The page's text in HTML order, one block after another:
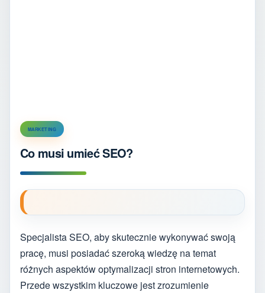
MARKETING
Co musi umieć SEO?
Specjalista SEO, aby skutecznie wykonywać swoją
pracę, musi posiadać szeroką wiedzę na temat
różnych aspektów optymalizacji stron internetowych.
Przede wszystkim kluczowe jest zrozumienie